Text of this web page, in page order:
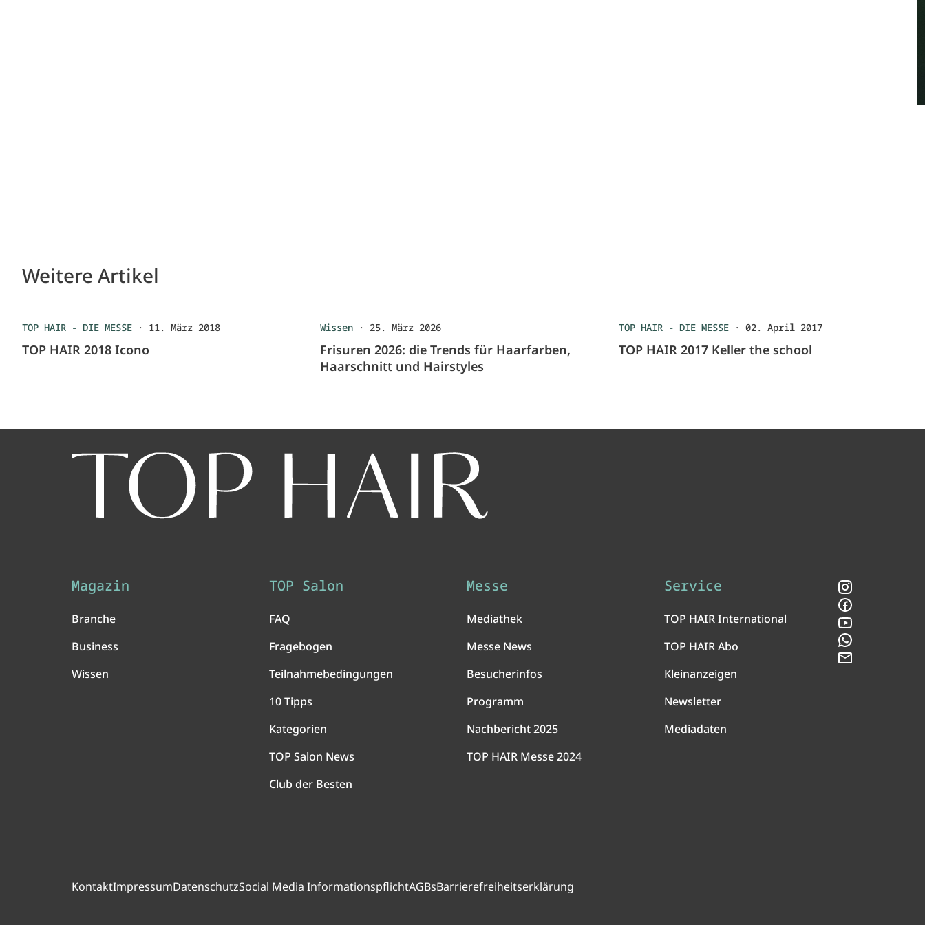
Weitere Artikel
TOP HAIR - DIE MESSE · 11. März 2018
TOP HAIR 2018 Icono
Wissen · 25. März 2026
Frisuren 2026: die Trends für Haarfarben,
Haarschnitt und Hairstyles
TOP HAIR - DIE MESSE· 02. April 2017
TOP HAIR 2017 Keller the school
Magazin
Branche
Business
Wissen
TOP Salon
FAQ
Fragebogen
Teilnahmebedingungen
10 Tipps
Kategorien
TOP Salon News
Club der Besten
Messe
Mediathek
Messe News
Besucherinfos
Programm
Nachbericht 2025
TOP HAIR Messe 2024
Service
TOP HAIR International
TOP HAIR Abo
Kleinanzeigen
Newsletter
Mediadaten
KontaktImpressumDatenschutzSocial Media InformationspflichtAGBsBarrierefreiheitserklärung